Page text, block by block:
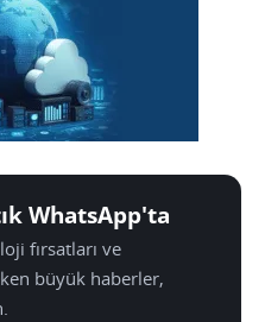
WhatsApp'ta
fırsatları ve
büyük haberler,